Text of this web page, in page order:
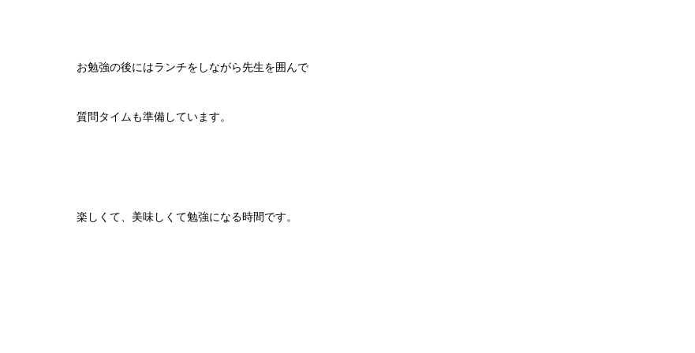
お勉強の後にはランチをしながら先生を囲んで
質問タイムも準備しています。
楽しくて、美味しくて勉強になる時間です。